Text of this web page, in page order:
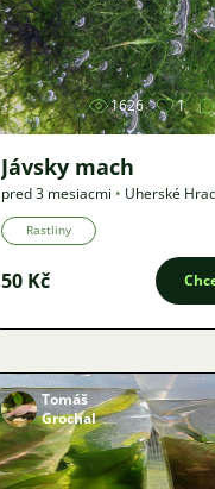
1626 1
Jávsky mach
pred 3 mesiacmi • Uherské
Ponuka
Rastliny
50 Kč
Tomáš
Grochal